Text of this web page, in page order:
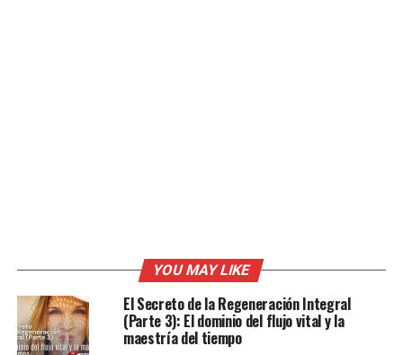
YOU MAY LIKE
El Secreto de la Regeneración Integral
(Parte 3): El dominio del flujo vital y la
maestría del tiempo